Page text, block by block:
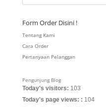
Form Order Disini !
Tentang Kami
Cara Order
Pertanyaan Pelanggan
Pengunjung Blog
Today's visitors: 103
Today's page views: : 104